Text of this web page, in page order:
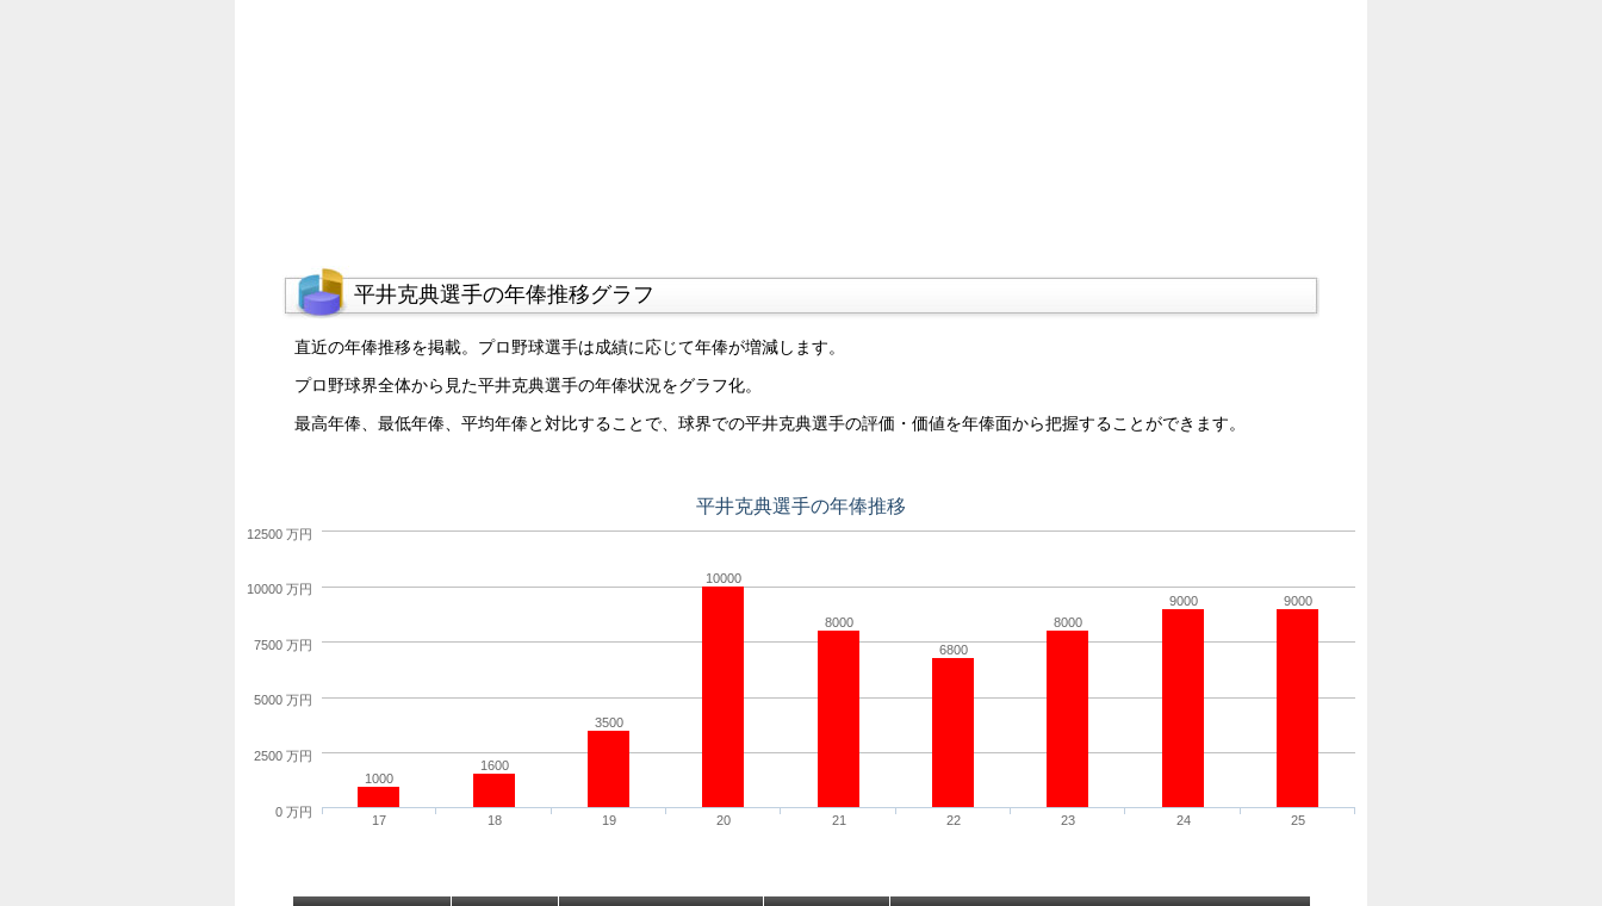
平井克典選手の年俸推移グラフ
直近の年俸推移を掲載。プロ野球選手は成績に応じて年俸が増減します。
プロ野球界全体から見た平井克典選手の年俸状況をグラフ化。
最高年俸、最低年俸、平均年俸と対比することで、球界での平井克典選手の評価・価値を年俸面から把握することができます。
平井克典選手の年俸推移
1000
1600
3500
10000
8000
6800
8000
9000 9000
17 18 19 20 21 22 23 24 25
0 万円
2500 万円
5000 万円
7500 万円
10000 万円
12500 万円